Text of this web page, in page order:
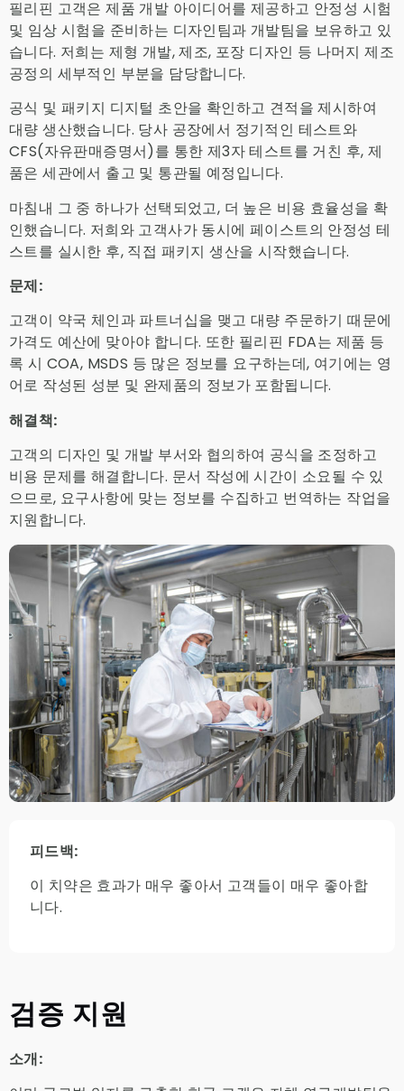
피드백:
이 치약은 효과가 매우 좋아서 고객들이 매우 좋아합
니다.
필리핀 고객은 제품 개발 아이디어를 제공하고 안정성 시험
및 임상 시험을 준비하는 디자인팀과 개발팀을 보유하고 있
습니다. 저희는 제형 개발, 제조, 포장 디자인 등 나머지 제조
공정의 세부적인 부분을 담당합니다.
공식 및 패키지 디지털 초안을 확인하고 견적을 제시하여
대량 생산했습니다. 당사 공장에서 정기적인 테스트와
CFS(자유판매증명서)를 통한 제3자 테스트를 거친 후, 제
품은 세관에서 출고 및 통관될 예정입니다.
마침내 그 중 하나가 선택되었고, 더 높은 비용 효율성을 확
인했습니다. 저희와 고객사가 동시에 페이스트의 안정성 테
스트를 실시한 후, 직접 패키지 생산을 시작했습니다.
문제:
고객이 약국 체인과 파트너십을 맺고 대량 주문하기 때문에
가격도 예산에 맞아야 합니다. 또한 필리핀 FDA는 제품 등
록 시 COA, MSDS 등 많은 정보를 요구하는데, 여기에는 영
어로 작성된 성분 및 완제품의 정보가 포함됩니다.
해결책:
고객의 디자인 및 개발 부서와 협의하여 공식을 조정하고
비용 문제를 해결합니다. 문서 작성에 시간이 소요될 수 있
으므로, 요구사항에 맞는 정보를 수집하고 번역하는 작업을
지원합니다.
검증 지원
소개: